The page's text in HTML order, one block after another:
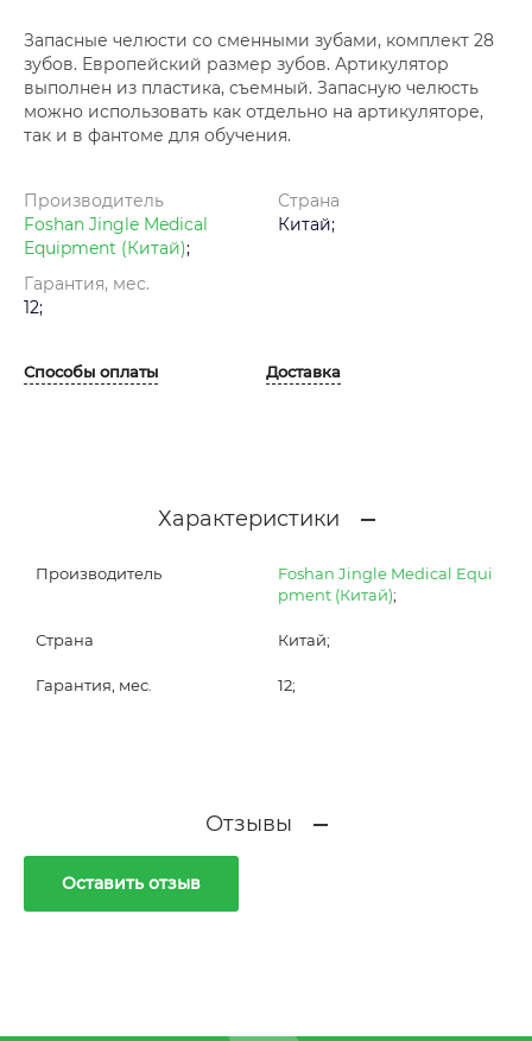
Запасные челюсти со сменными зубами, комплект 28
зубов. Европейский размер зубов. Артикулятор
выполнен из пластика, съемный. Запасную челюсть
можно использовать как отдельно на артикуляторе,
так и в фантоме для обучения.
Производитель
Foshan Jingle Medical
Equipment (Китай);
Страна
Китай;
Гарантия, мес.
12;
Способы оплаты Доставка
Характеристики
Производитель
Foshan Jingle Medical Equi
pment (Китай);
Страна Китай;
Гарантия, мес. 12;
Отзывы
Оставить отзыв